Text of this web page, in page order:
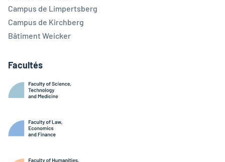
Campus de Limpertsberg
Campus de Kirchberg
Bâtiment Weicker
Facultés